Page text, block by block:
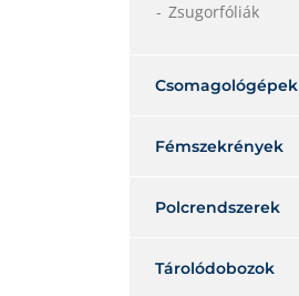
Zsugorfóliák
Csomagológépek
Fémszekrények
Polcrendszerek
Tárolódobozok